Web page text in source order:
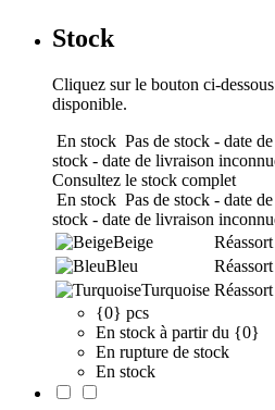
Stock
Cliquez sur le bouton ci-
disponible.
En stock Pas de stock - date
stock - date de livraison
Consultez le stock complet
En stock Pas de stock - date
stock - date de livraison
Beige
Bleu
Turquoise
{0} pcs
En stock à partir du {0}
En rupture de stock
En stock